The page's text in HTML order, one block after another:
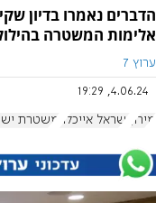
הדברים נאמרו בדיון
אלימות המשטרה
ערוץ 7
4.06.24, 19:29
מירון ישראל אייכלר משטרת